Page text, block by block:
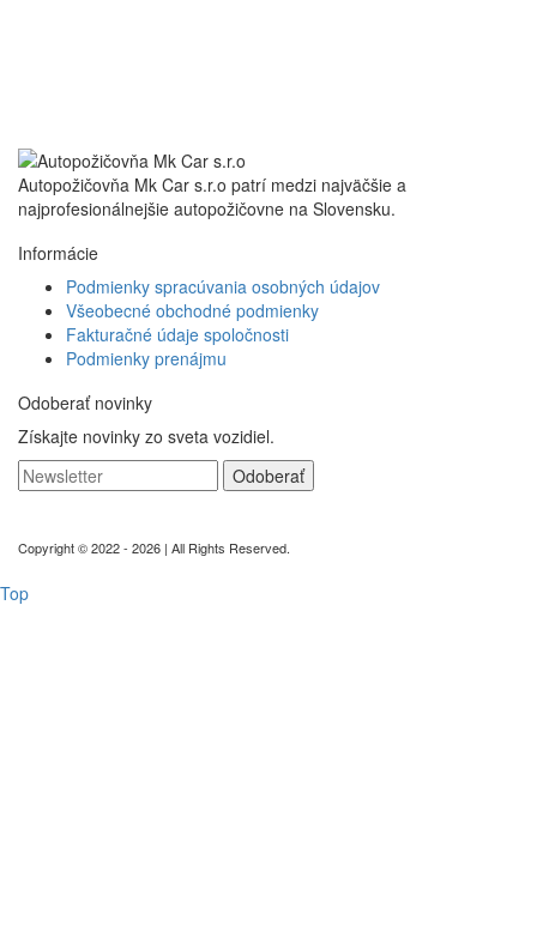
Autopožičovňa Mk Car s.r.o patrí medzi najväčšie a
najprofesionálnejšie autopožičovne na Slovensku.
Informácie
Podmienky spracúvania osobných údajov
Všeobecné obchodné podmienky
Fakturačné údaje spoločnosti
Podmienky prenájmu
Odoberať novinky
Získajte novinky zo sveta vozidiel.
Copyright © 2022 - 2026 | All Rights Reserved.
Top